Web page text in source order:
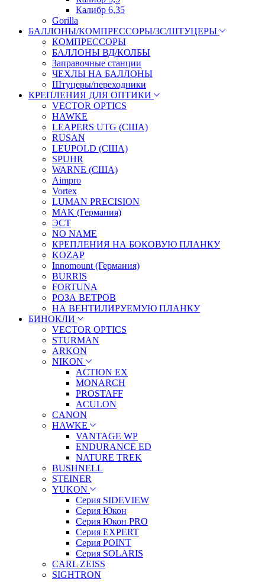
Калибр 6,35
Gorilla
БАЛЛОНЫ/КОМПРЕССОРЫ/ЗС/ШТУЦЕРЫ
КОМПРЕССОРЫ
БАЛЛОНЫ ВД/КОЛБЫ
Заправочные станции
ЧЕХЛЫ НА БАЛЛОНЫ
Штуцеры/переходники
КРЕПЛЕНИЯ ДЛЯ ОПТИКИ
VECTOR OPTICS
HAWKE
LEAPERS UTG (США)
RUSAN
LEUPOLD (США)
SPUHR
WARNE (США)
Aimpro
Vortex
LUMAN PRECISION
MAK (Германия)
ЭСТ
NO NAME
КРЕПЛЕНИЯ НА БОКОВУЮ ПЛАНКУ
KOZAP
Innomount (Германия)
BURRIS
FORTUNA
РОЗА ВЕТРОВ
НА ВЕНТИЛИРУЕМУЮ ПЛАНКУ
БИНОКЛИ
VECTOR OPTICS
STURMAN
ARKON
NIKON
ACTION EX
MONARCH
PROSTAFF
ACULON
CANON
HAWKE
VANTAGE WP
ENDURANCE ED
NATURE TREK
BUSHNELL
STEINER
YUKON
Серия SIDEVIEW
Серия Юкон
Серия Юкон PRO
Серия EXPERT
Серия POINT
Серия SOLARIS
CARL ZEISS
SIGHTRON